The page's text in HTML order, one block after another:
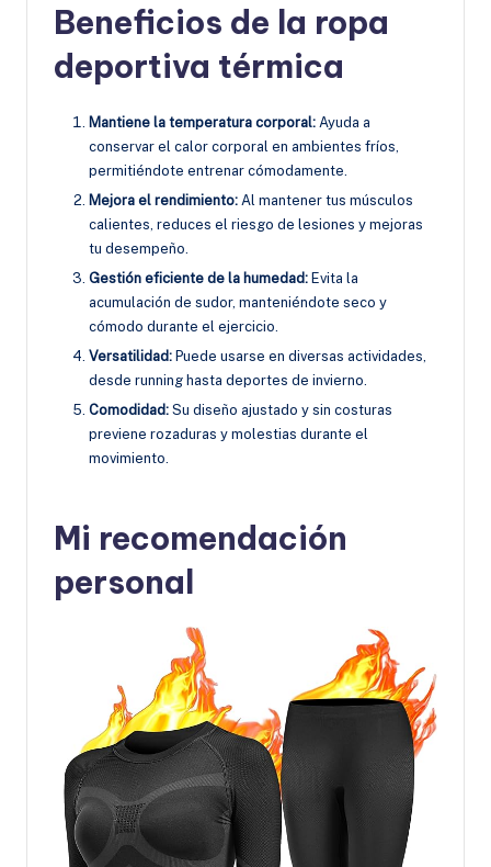
Beneficios de la ropa
deportiva térmica
Mantiene la temperatura corporal: Ayuda a
conservar el calor corporal en ambientes fríos,
permitiéndote entrenar cómodamente.
Mejora el rendimiento: Al mantener tus músculos
calientes, reduces el riesgo de lesiones y mejoras
tu desempeño.
Gestión eficiente de la humedad: Evita la
acumulación de sudor, manteniéndote seco y
cómodo durante el ejercicio.
Versatilidad: Puede usarse en diversas actividades,
desde running hasta deportes de invierno.
Comodidad: Su diseño ajustado y sin costuras
previene rozaduras y molestias durante el
movimiento.
Mi recomendación
personal